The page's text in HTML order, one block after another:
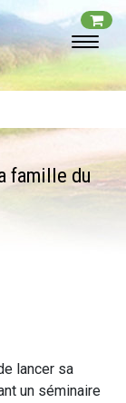
famille du
lancer sa
un séminaire